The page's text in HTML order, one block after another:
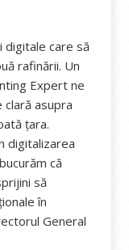
digitale care să
rafinării. Un
Expert ne
asupra
țara.
digitalizarea
că
să
în
General